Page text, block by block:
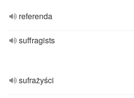
referenda
suffragists
sufrażyści